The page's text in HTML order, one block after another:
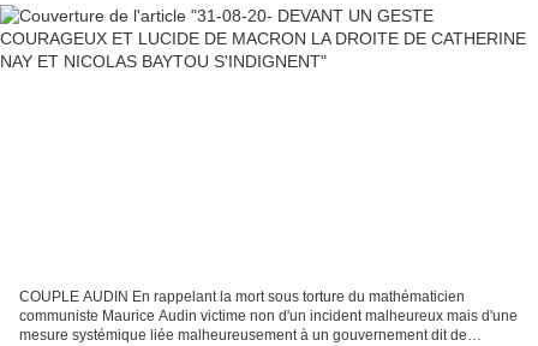
COUPLE AUDIN En rappelant la mort sous torture du mathématicien
communiste Maurice Audin victime non d'un incident malheureux mais d'une
mesure systémique liée malheureusement à un gouvernement dit de